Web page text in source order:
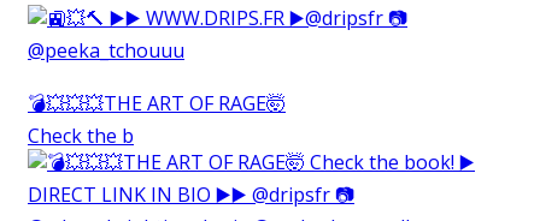
💣💥💥💥THE ART OF RAGE🤯⁠
Check the b